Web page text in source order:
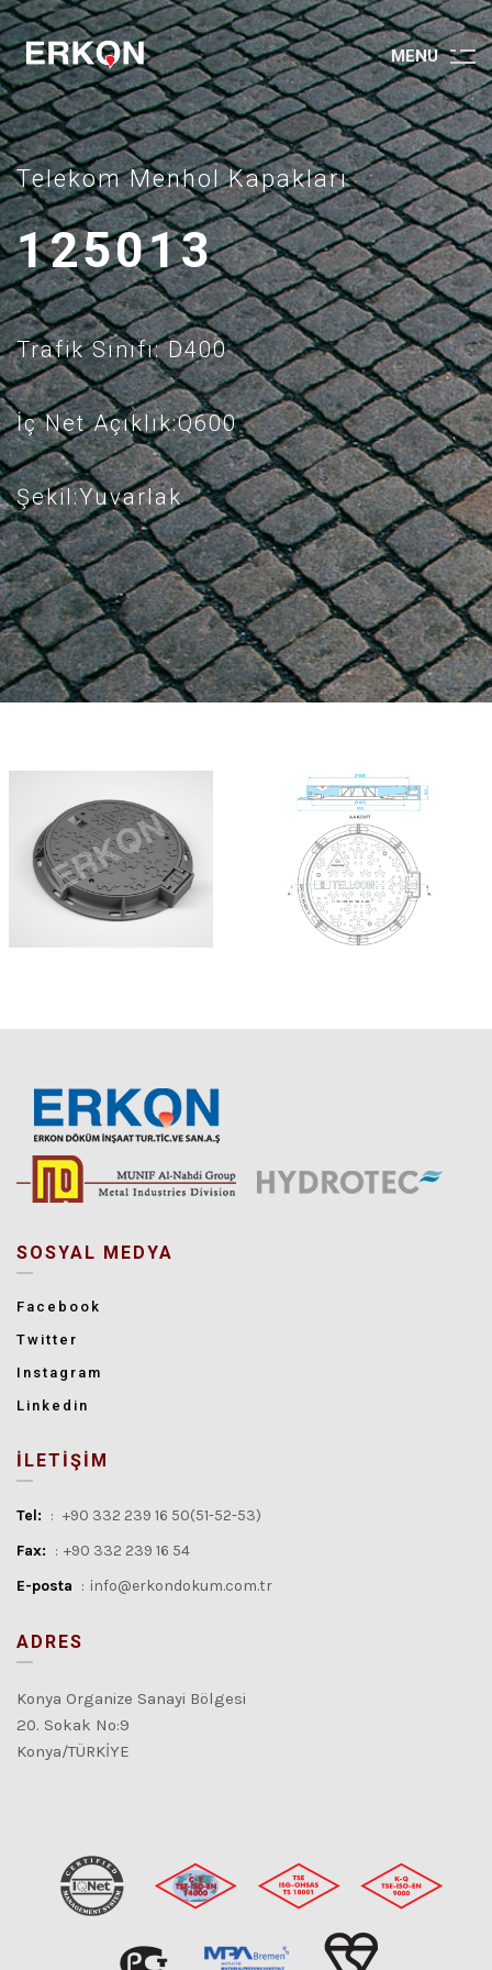
MENU
Telekom Menhol Kapakları
125013
Trafik Sınıfı: D400
İç Net Açıklık:Q600
Şekil:Yuvarlak
SOSYAL MEDYA
Facebook
Twitter
Instagram
Linkedin
İLETİŞİM
Tel: : +90 332 239 16 50(51-52-53)
Fax: : +90 332 239 16 54
E-posta : info@erkondokum.com.tr
ADRES
Konya Organize Sanayi Bölgesi
20. Sokak No:9
Konya/TÜRKİYE